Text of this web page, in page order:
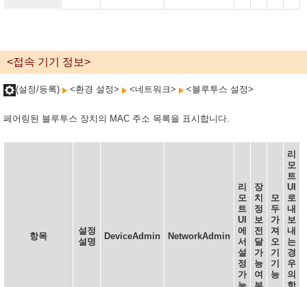
<접속 기기 정보>
(설정/등록) <환경 설정> <네트워크> <블루투스 설정>
페어링된 블루투스 장치의 MAC 주소 목록을 표시합니다.
항목
설정
설명
DeviceAdmin NetworkAdmin
리
모
트
UI
에
서
설
정
가
장
치
정
보
전
달
가
능
여
모
두
가
져
오
기
기
능
리
모
트
UI
로
내
보
내
는
경
우
의